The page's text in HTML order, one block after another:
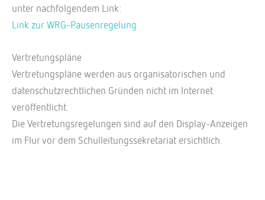
unter nachfolgendem Link:
Link zur WRG-Pausenregelung
Vertretungspläne
Vertretungspläne werden aus organisatorischen und
datenschutzrechtlichen Gründen nicht im Internet
veröffentlicht.
Die Vertretungsregelungen sind auf den Display-Anzeigen
im Flur vor dem Schulleitungssekretariat ersichtlich.